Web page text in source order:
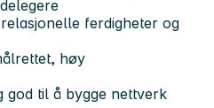
ferdigheter og
høy
god til å bygge nettverk